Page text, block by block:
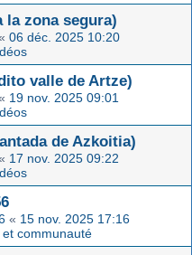
la zona segura)
06 déc. 2025 10:20
valle de Artze)
19 nov. 2025 09:01
de Azkoitia)
17 nov. 2025 09:22
« 15 nov. 2025 17:16
communauté